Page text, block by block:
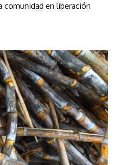
comunidad en liberación